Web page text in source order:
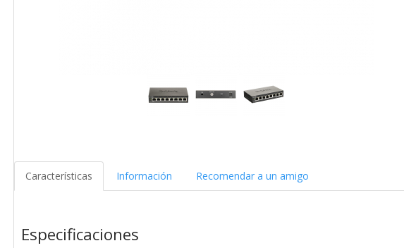
Características Información Recomendar a un amigo
Especificaciones